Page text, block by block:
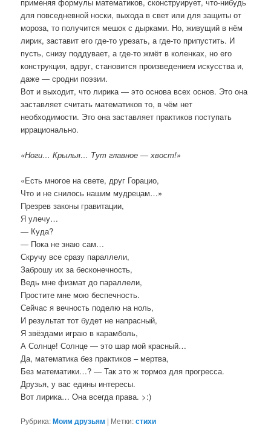
для повседневной носки, выхода в свет или для защиты от
мороза, то получится мешок с дырками. Но, живущий в нём
лирик, заставит его где-то урезать, а где-то припустить. И
пусть, снизу поддувает, а где-то жмёт в коленках, но его
конструкция, вдруг, становится произведением искусства и,
даже — сродни поэзии.
Вот и выходит, что лирика — это основа всех основ. Это она
заставляет считать математиков то, в чём нет
необходимости. Это она заставляет практиков поступать
иррационально.
«Ноги… Крылья… Тут главное — хвост!»
«Есть многое на свете, друг Горацио,
Что и не снилось нашим мудрецам…»
Презрев законы гравитации,
Я улечу…
— Куда?
— Пока не знаю сам…
Скручу все сразу параллели,
Заброшу их за бесконечность,
Ведь мне физмат до параллели,
Простите мне мою беспечность.
Сейчас я вечность поделю на ноль,
И результат тот будет не напрасный,
Я звёздами играю в карамболь,
А Солнце! Солнце — это шар мой красный…
Да, математика без практиков – мертва,
Без математики…? — Так это ж тормоз для прогресса.
Друзья, у вас едины интересы.
Вот лирика… Она всегда права. >:)
Рубрика:Моим друзьям | Метки:стихи